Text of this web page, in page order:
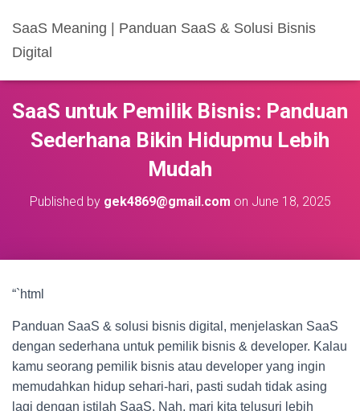
SaaS Meaning | Panduan SaaS & Solusi Bisnis
Digital
SaaS untuk Pemilik Bisnis: Panduan
Sederhana Bikin Hidupmu Lebih
Mudah
Published by gek4869@gmail.com on June 18, 2025
“`html
Panduan SaaS & solusi bisnis digital, menjelaskan SaaS
dengan sederhana untuk pemilik bisnis & developer. Kalau
kamu seorang pemilik bisnis atau developer yang ingin
memudahkan hidup sehari-hari, pasti sudah tidak asing
lagi dengan istilah SaaS. Nah, mari kita telusuri lebih